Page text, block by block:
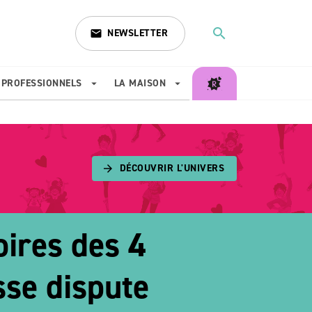
email NEWSLETTER search
PROFESSIONNELS arrow_drop_down LA MAISON arrow_drop_down
search
arrow_forward DÉCOUVRIR L'UNIVERS
des 4
dispute